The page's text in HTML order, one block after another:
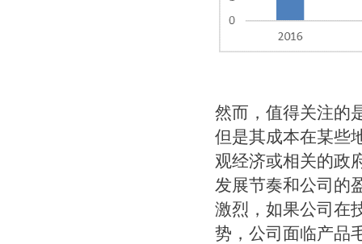
然而，值得关注的
但是其成本在某些
观经济或相关的政
发展节奏和公司的
激烈，如果公司在
势，公司面临产品